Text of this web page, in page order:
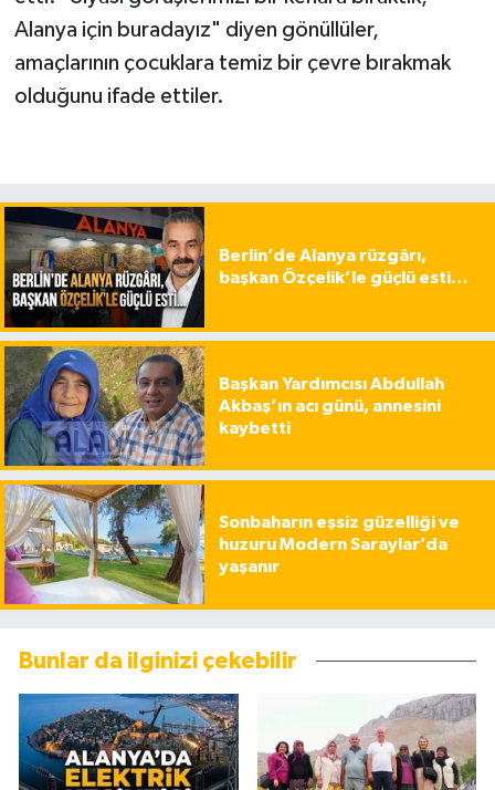
Alanya için buradayız" diyen gönüllüler,
amaçlarının çocuklara temiz bir çevre bırakmak
olduğunu ifade ettiler.
Berlin’de Alanya rüzgârı,
başkan Özçelik’le güçlü esti…
Başkan Yardımcısı Abdullah
Akbaş’ın acı günü, annesini
kaybetti
Sonbaharın eşsiz güzelliği ve
huzuru Modern Saraylar’da
yaşanır
Bunlar da ilginizi çekebilir